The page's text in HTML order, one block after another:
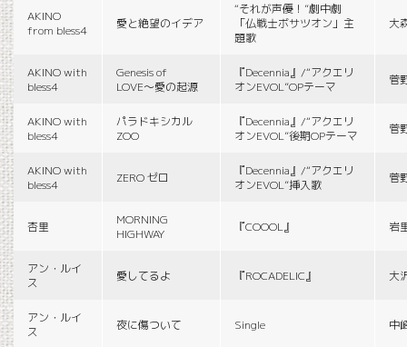
AKINO
from bless4
愛と絶望のイデア
“それが声優！”劇中劇
「仏戦士ボサツオン」主
題歌
大
AKINO with
bless4
Genesis of
LOVE〜愛の起源
『Decennia』/“アクエリ
オンEVOL”OPテーマ
菅
AKINO with
bless4
パラドキシカル
ZOO
『Decennia』/“アクエリ
オンEVOL”後期OPテーマ
菅
AKINO with
bless4
ZERO ゼロ
『Decennia』/“アクエリ
オンEVOL”挿入歌
菅
杏里
MORNING
HIGHWAY
『COOOL』 岩
アン・ルイ
ス
愛してるよ 『ROCADELIC』 大
アン・ルイ
ス
夜に傷ついて Single 中